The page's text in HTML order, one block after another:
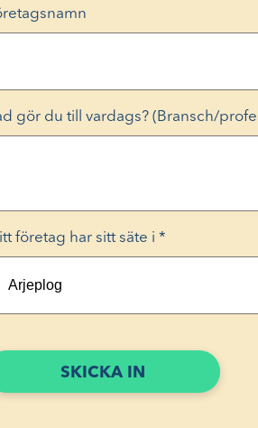
gör du till vardags? (Bransch/
företag har sitt säte i *
SKICKA IN